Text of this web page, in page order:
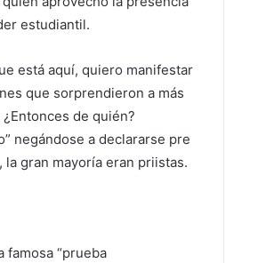
estudiantil.
está aquí, quiero manifestar
que sorprendieron a más
de quién?
negándose a declararse pre
gran mayoría eran priistas.
famosa “prueba